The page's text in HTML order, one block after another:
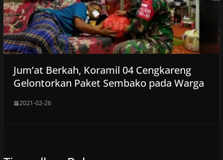
Jum’at Berkah, Koramil 04 Cengkareng
Gelontorkan Paket Sembako pada Warga
2021-02-26